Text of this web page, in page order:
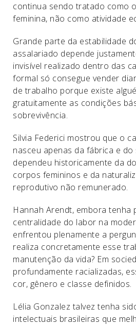
continua sendo tratado como
feminina, não como atividade
Grande parte da estabilidade
assalariado depende
invisível realizado dentro das
formal só consegue vender
de trabalho porque existe
gratuitamente as condições
sobrevivência.
Silvia Federici mostrou que o
nasceu apenas da fábrica e do
dependeu historicamente da
corpos femininos e da
reprodutivo não remunerado.
Hannah Arendt, embora tenha
centralidade do labor na
enfrentou plenamente a
realiza concretamente esse
manutenção da vida? Em
profundamente racializadas,
cor, gênero e classe definidos.
Lélia Gonzalez talvez tenha
intelectuais brasileiras que